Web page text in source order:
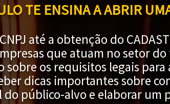
TE ENSINA A ABRIR
até a obtenção do
que atuam no setor
sobre os requisitos legais
dicas importantes sobre
público-alvo e elaborar um